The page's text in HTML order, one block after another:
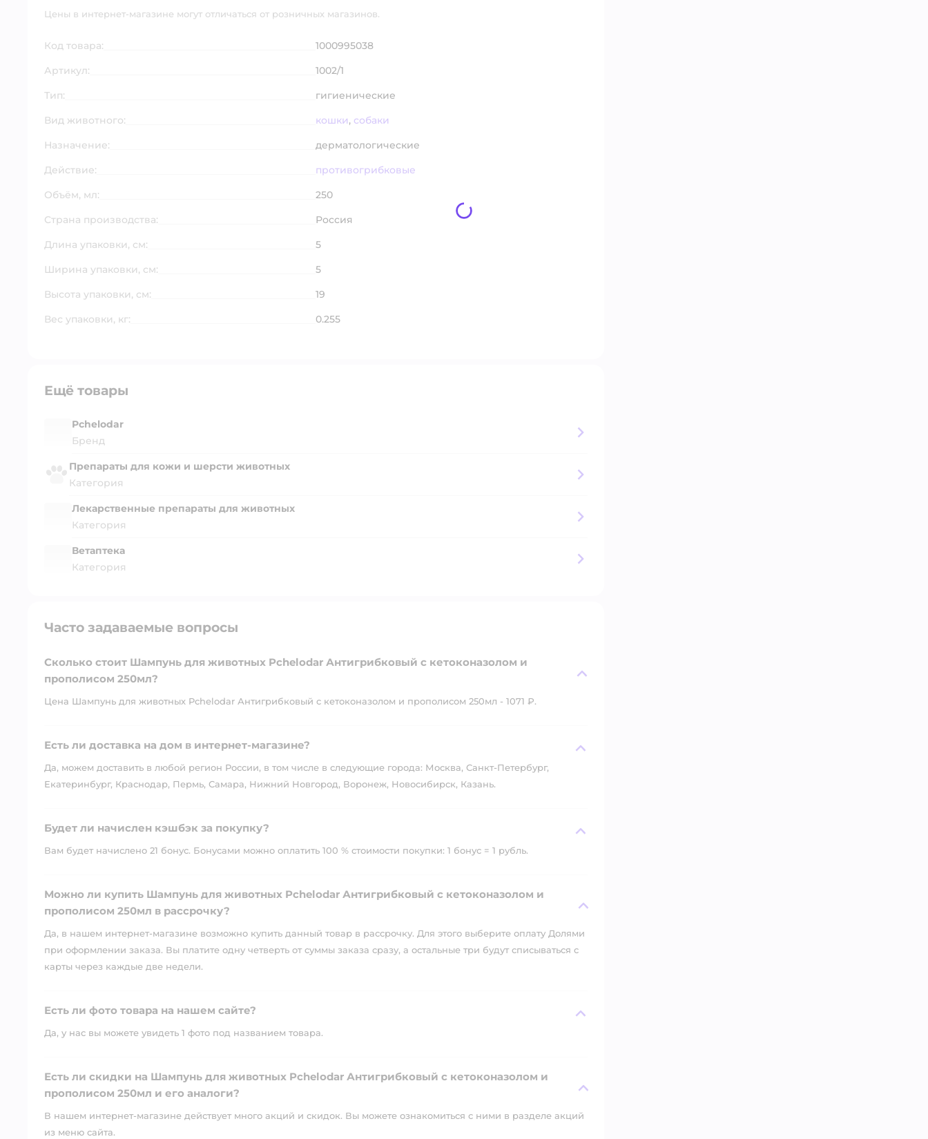
Цены в интернет-магазине могут отличаться от розничных магазинов.
Код товара:
1000995038
Артикул:
1002/1
Тип:
гигиенические
Вид животного:
кошки, собаки
Назначение:
дерматологические
Действие:
противогрибковые
Объём, мл:
250
Страна производства:
Россия
Длина упаковки, см:
5
Ширина упаковки, см:
5
Высота упаковки, см:
19
Вес упаковки, кг:
0.255
Ещё товары
Pchelodar
Бренд
Препараты для кожи и шерсти животных
Категория
Лекарственные препараты для животных
Категория
Ветаптека
Категория
Часто задаваемые вопросы
Сколько стоит Шампунь для животных Pchelodar Антигрибковый с кетоконазолом и
прополисом 250мл?
Цена Шампунь для животных Pchelodar Антигрибковый с кетоконазолом и прополисом 250мл - 1071 ₽.
Есть ли доставка на дом в интернет-магазине?
Да, можем доставить в любой регион России, в том числе в следующие города: Москва, Санкт-Петербург,
Екатеринбург, Краснодар, Пермь, Самара, Нижний Новгород, Воронеж, Новосибирск, Казань.
Будет ли начислен кэшбэк за покупку?
Вам будет начислено 21 бонус. Бонусами можно оплатить 100 % стоимости покупки: 1 бонус = 1 рубль.
Можно ли купить Шампунь для животных Pchelodar Антигрибковый с кетоконазолом и
прополисом 250мл в рассрочку?
Да, в нашем интернет-магазине возможно купить данный товар в рассрочку. Для этого выберите оплату Долями
при оформлении заказа. Вы платите одну четверть от суммы заказа сразу, а остальные три будут списываться с
карты через каждые две недели.
Есть ли фото товара на нашем сайте?
Да, у нас вы можете увидеть 1 фото под названием товара.
Есть ли скидки на Шампунь для животных Pchelodar Антигрибковый с кетоконазолом и
прополисом 250мл и его аналоги?
В нашем интернет-магазине действует много акций и скидок. Вы можете ознакомиться с ними в разделе акций
из меню сайта.